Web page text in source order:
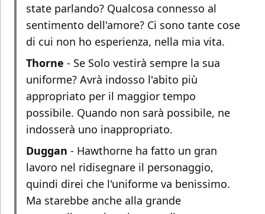
state parlando? Qualcosa connesso al
sentimento dell'amore? Ci sono tante cose
di cui non ho esperienza, nella mia vita.
Thorne - Se Solo vestirà sempre la sua
uniforme? Avrà indosso l'abito più
appropriato per il maggior tempo
possibile. Quando non sarà possibile, ne
indosserà uno inappropriato.
Duggan - Hawthorne ha fatto un gran
lavoro nel ridisegnare il personaggio,
quindi direi che l'uniforme va benissimo.
Ma starebbe anche alla grande